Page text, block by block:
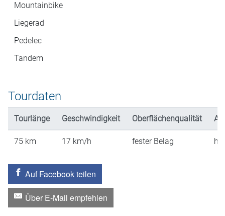
Mountainbike
Liegerad
Pedelec
Tandem
Tourdaten
Tourlänge Geschwindigkeit Oberflächenqualität
75 km 17 km/h fester Belag
Auf Facebook teilen
Über E-Mail empfehlen